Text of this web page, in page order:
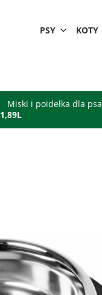
PSY KOTY
Miski i poidełka dla psa